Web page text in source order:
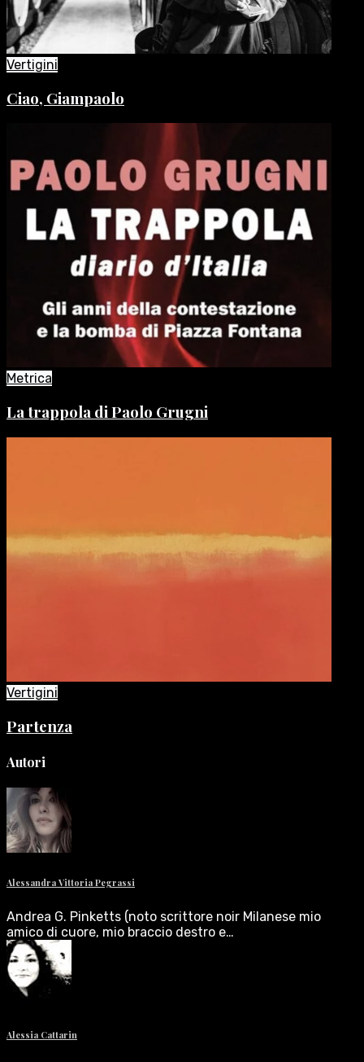
Vertigini
Ciao, Giampaolo
Metrica
La trappola di Paolo Grugni
Vertigini
Partenza
Autori
Alessandra Vittoria Pegrassi
Andrea G. Pinketts (noto scrittore noir Milanese mio
amico di cuore, mio braccio destro e…
Alessia Cattarin